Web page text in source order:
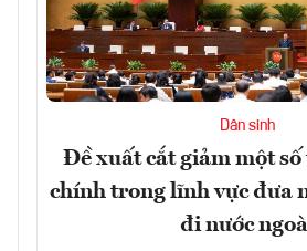
Dân sinh
Đề xuất cắt giảm một
chính trong lĩnh vực đưa
đi nước